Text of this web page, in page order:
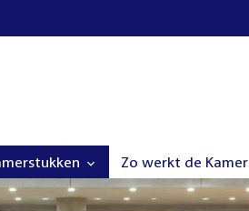
Zo werkt de Kamer